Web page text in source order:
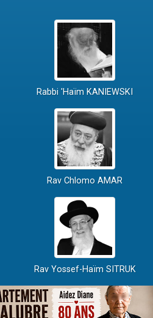
Rabbi 'Haïm KANIEWSKI
Rav Chlomo AMAR
Rav Yossef-Haïm SITRUK